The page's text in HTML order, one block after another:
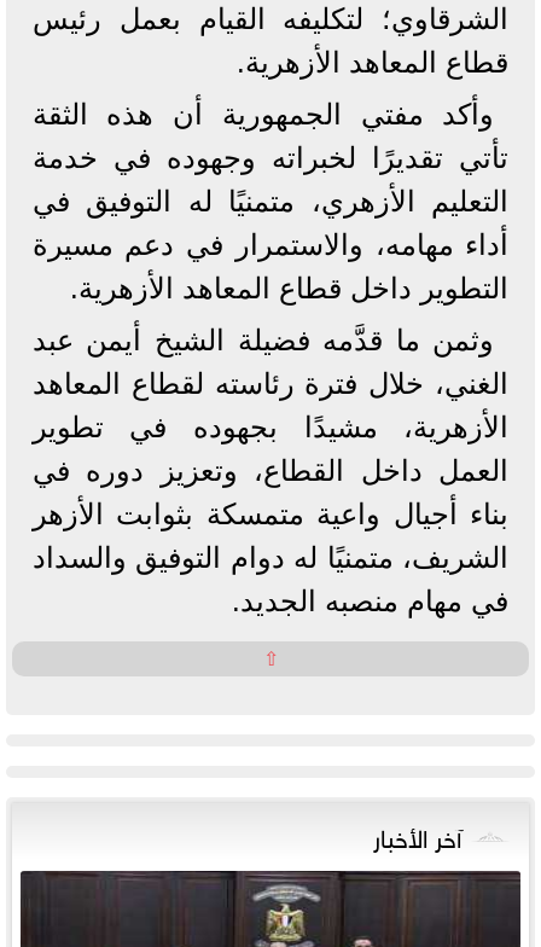
الشرقاوي؛ لتكليفه القيام بعمل رئيس
قطاع المعاهد الأزهرية.
وأكد مفتي الجمهورية أن هذه الثقة
تأتي تقديرًا لخبراته وجهوده في خدمة
التعليم الأزهري، متمنيًا له التوفيق في
أداء مهامه، والاستمرار في دعم مسيرة
التطوير داخل قطاع المعاهد الأزهرية.
وثمن ما قدَّمه فضيلة الشيخ أيمن عبد
الغني، خلال فترة رئاسته لقطاع المعاهد
الأزهرية، مشيدًا بجهوده في تطوير
العمل داخل القطاع، وتعزيز دوره في
بناء أجيال واعية متمسكة بثوابت الأزهر
الشريف، متمنيًا له دوام التوفيق والسداد
في مهام منصبه الجديد.
⇧
آخر الأخبار